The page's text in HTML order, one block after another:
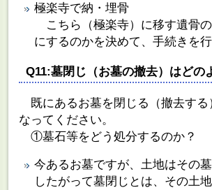
極楽寺で納・埋骨
こちら（極楽寺）に移す遺骨
にするのかを決めて、手続きを行
Q11:墓閉じ（お墓の撤去）はどの
既にあるお墓を閉じる（撤去す
なってください。
①墓石等をどう処分するのか？
今あるお墓ですが、土地はその
したがって墓閉じとは、その土